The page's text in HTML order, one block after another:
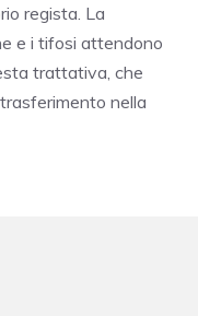
regista. La
e i tifosi attendono
trattativa, che
nella